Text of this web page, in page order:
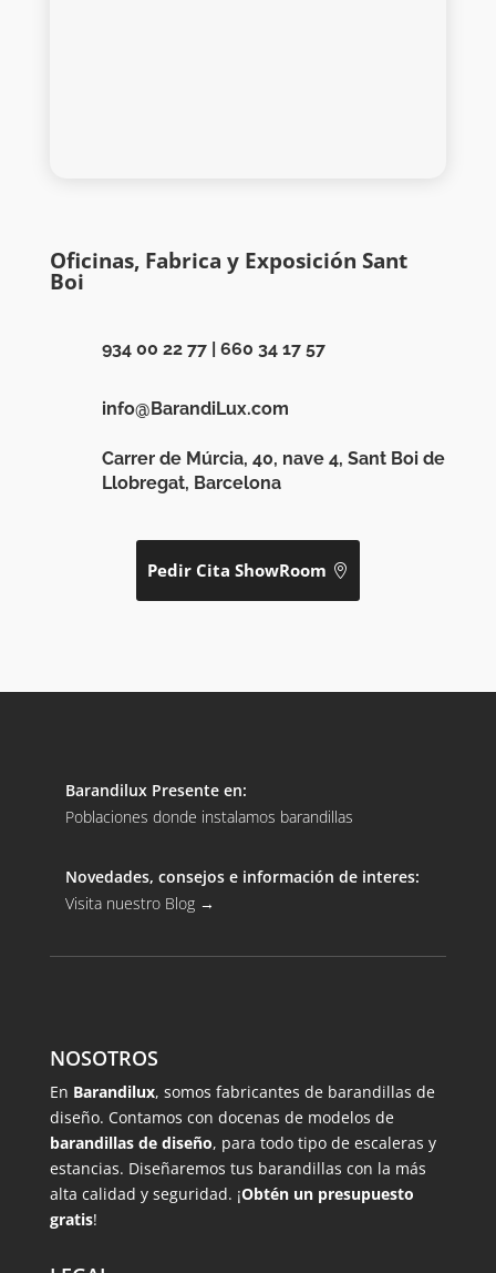
Oficinas, Fabrica y Exposición Sant
Boi
934 00 22 77| 660 34 17 57
info@BarandiLux.com
Carrer de Múrcia, 40, nave 4, Sant Boi de
Llobregat, Barcelona
Pedir Cita ShowRoom
Barandilux Presente en:
Poblaciones donde instalamos barandillas
Novedades, consejos e información de interes:
Visita nuestro Blog →
NOSOTROS
En Barandilux, somos fabricantes de barandillas de
diseño. Contamos con docenas de modelos de
barandillas de diseño, para todo tipo de escaleras y
estancias. Diseñaremos tus barandillas con la más
alta calidad y seguridad. ¡Obtén un presupuesto
gratis!